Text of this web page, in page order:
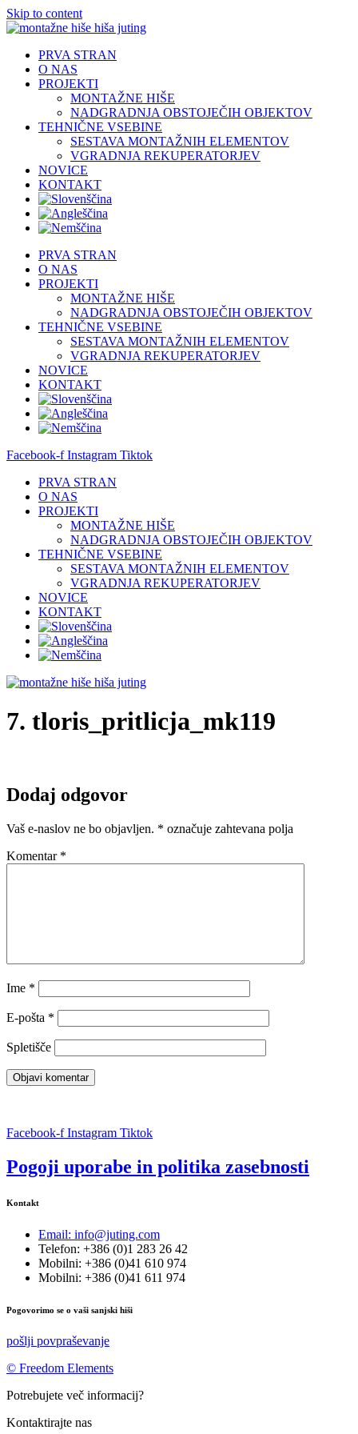
Skip to content
PRVA STRAN
O NAS
PROJEKTI
MONTAŽNE HIŠE
NADGRADNJA OBSTOJEČIH OBJEKTOV
TEHNIČNE VSEBINE
SESTAVA MONTAŽNIH ELEMENTOV
VGRADNJA REKUPERATORJEV
NOVICE
KONTAKT
PRVA STRAN
O NAS
PROJEKTI
MONTAŽNE HIŠE
NADGRADNJA OBSTOJEČIH OBJEKTOV
TEHNIČNE VSEBINE
SESTAVA MONTAŽNIH ELEMENTOV
VGRADNJA REKUPERATORJEV
NOVICE
KONTAKT
Facebook-f Instagram Tiktok
PRVA STRAN
O NAS
PROJEKTI
MONTAŽNE HIŠE
NADGRADNJA OBSTOJEČIH OBJEKTOV
TEHNIČNE VSEBINE
SESTAVA MONTAŽNIH ELEMENTOV
VGRADNJA REKUPERATORJEV
NOVICE
KONTAKT
7. tloris_pritlicja_mk119
Dodaj odgovor
Vaš e-naslov ne bo objavljen. * označuje zahtevana polja
Komentar *
Ime *
E-pošta *
Spletišče
Facebook-f Instagram Tiktok
Pogoji uporabe in politika zasebnosti
Kontakt
Email: info@juting.com
Telefon: +386 (0)1 283 26 42
Mobilni: +386 (0)41 610 974
Mobilni: +386 (0)41 611 974
Pogovorimo se o vaši sanjski hiši
pošlji povpraševanje
© Freedom Elements
Potrebujete več informacij?
Kontaktirajte nas